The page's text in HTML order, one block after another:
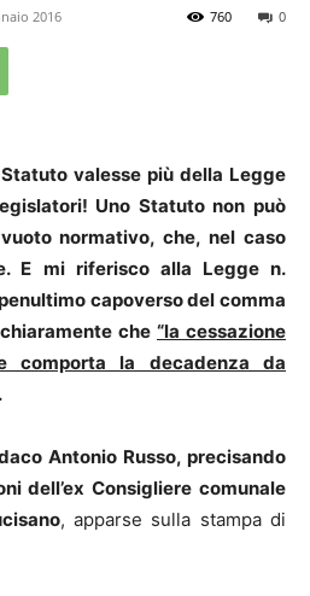
2016 0
760
valesse più della Legge
Uno Statuto non può
normativo, che, nel caso
E mi riferisco alla Legge n.
capoverso del comma
che “la cessazione
comporta la decadenza da
Antonio Russo, precisando
dell’ex Consigliere comunale
, apparse sulla stampa di